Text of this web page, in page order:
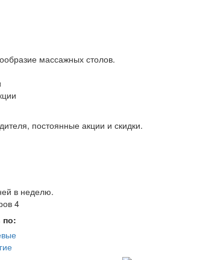
массажных столов.
постоянные акции и скидки.
в неделю.
4
по: